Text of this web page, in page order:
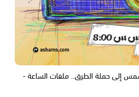
إلى حملة الطرق.. ملفات الساعة -